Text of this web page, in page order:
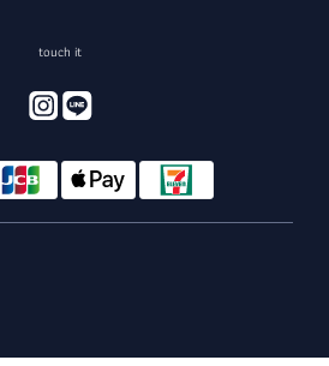
touch it